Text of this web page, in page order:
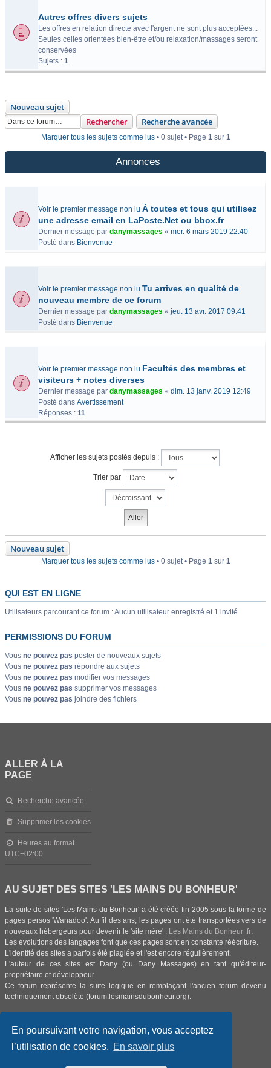
En poursuivant votre navigation, vous acceptez
l’utilisation de cookies. En savoir plus
Autres offres divers sujets
Les offres en relation directe avec l'argent ne sont plus acceptées...
Seules celles orientées bien-être et/ou relaxation/massages seront
conservées
Sujets : 1
Nouveau sujet
Rechercher
Recherche avancée
Marquer tous les sujets comme lus• 0 sujet • Page 1sur 1
Annonces
Voir le premier message non lu À toutes et tous qui utilisez
une adresse email en LaPoste.Net ou bbox.fr
Dernier message par danymassages « mer. 6 mars 2019 22:40
Posté dans Bienvenue
Voir le premier message non lu Tu arrives en qualité de
nouveau membre de ce forum
Dernier message par danymassages « jeu. 13 avr. 2017 09:41
Posté dans Bienvenue
Voir le premier message non lu Facultés des membres et
visiteurs + notes diverses
Dernier message par danymassages « dim. 13 janv. 2019 12:49
Posté dans Avertissement
Réponses : 11
Afficher les sujets postés depuis :
Trier par
Nouveau sujet
Marquer tous les sujets comme lus• 0 sujet • Page 1sur 1
QUI EST EN LIGNE
Utilisateurs parcourant ce forum : Aucun utilisateur enregistré et 1 invité
PERMISSIONS DU FORUM
Vous ne pouvez pas poster de nouveaux sujets
Vous ne pouvez pas répondre aux sujets
Vous ne pouvez pas modifier vos messages
Vous ne pouvez pas supprimer vos messages
Vous ne pouvez pas joindre des fichiers
ALLER À LA
PAGE
Recherche avancée
Supprimer les cookies
Heures au format
UTC+02:00
AU SUJET DES SITES 'LES MAINS DU BONHEUR'
La suite de sites 'Les Mains du Bonheur' a été créée fin 2005 sous la forme de
pages persos 'Wanadoo'. Au fil des ans, les pages ont été transportées vers de
nouveaux hébergeurs pour devenir le 'site mère' : Les Mains du Bonheur .fr.
Les évolutions des langages font que ces pages sont en constante réécriture.
L'identité des sites a parfois été plagiée et l'est encore régulièrement.
L'auteur de ces sites est Dany (ou Dany Massages) en tant qu'éditeur-
propriétaire et développeur.
Ce forum représente la suite logique en remplaçant l'ancien forum devenu
techniquement obsolète (forum.lesmainsdubonheur.org).
Aller à: Index du forum petites annonces gratuites